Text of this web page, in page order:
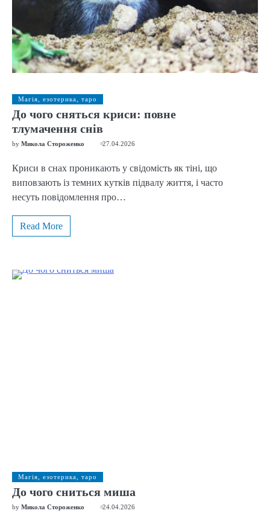
Магія, езотерика, таро
До чого сняться криси: повне
тлумачення снів
by Микола Стороженко 27.04.2026
Криси в снах проникають у свідомість як тіні, що
виповзають із темних кутків підвалу життя, і часто
несуть повідомлення про…
Read More
Магія, езотерика, таро
До чого сниться миша
by Микола Стороженко 24.04.2026